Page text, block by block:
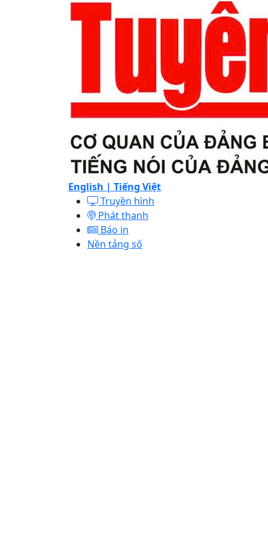
English | Tiếng Việt
Truyền hình
Phát thanh
Báo in
Nền tảng số